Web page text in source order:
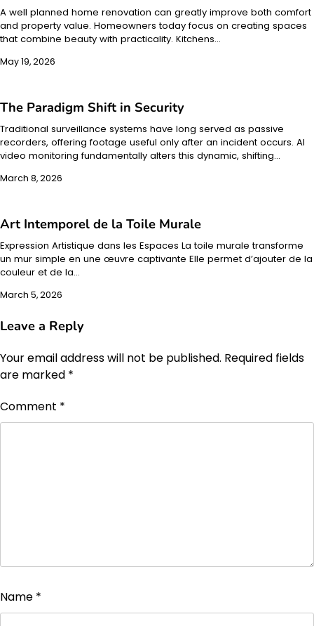
A well planned home renovation can greatly improve both comfort
and property value. Homeowners today focus on creating spaces
that combine beauty with practicality. Kitchens…
May 19, 2026
The Paradigm Shift in Security
Traditional surveillance systems have long served as passive
recorders, offering footage useful only after an incident occurs. AI
video monitoring fundamentally alters this dynamic, shifting…
March 8, 2026
Art Intemporel de la Toile Murale
Expression Artistique dans les Espaces La toile murale transforme
un mur simple en une œuvre captivante Elle permet d’ajouter de la
couleur et de la…
March 5, 2026
Leave a Reply
Your email address will not be published. Required fields
are marked *
Comment *
Name *